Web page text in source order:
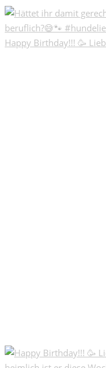
Happy Birthday!!! 🥳